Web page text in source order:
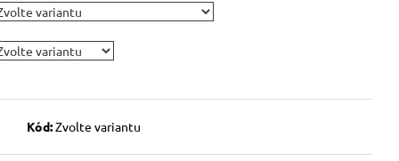
Kód:Zvolte variantu
SWEET HOME
PROSTOREM